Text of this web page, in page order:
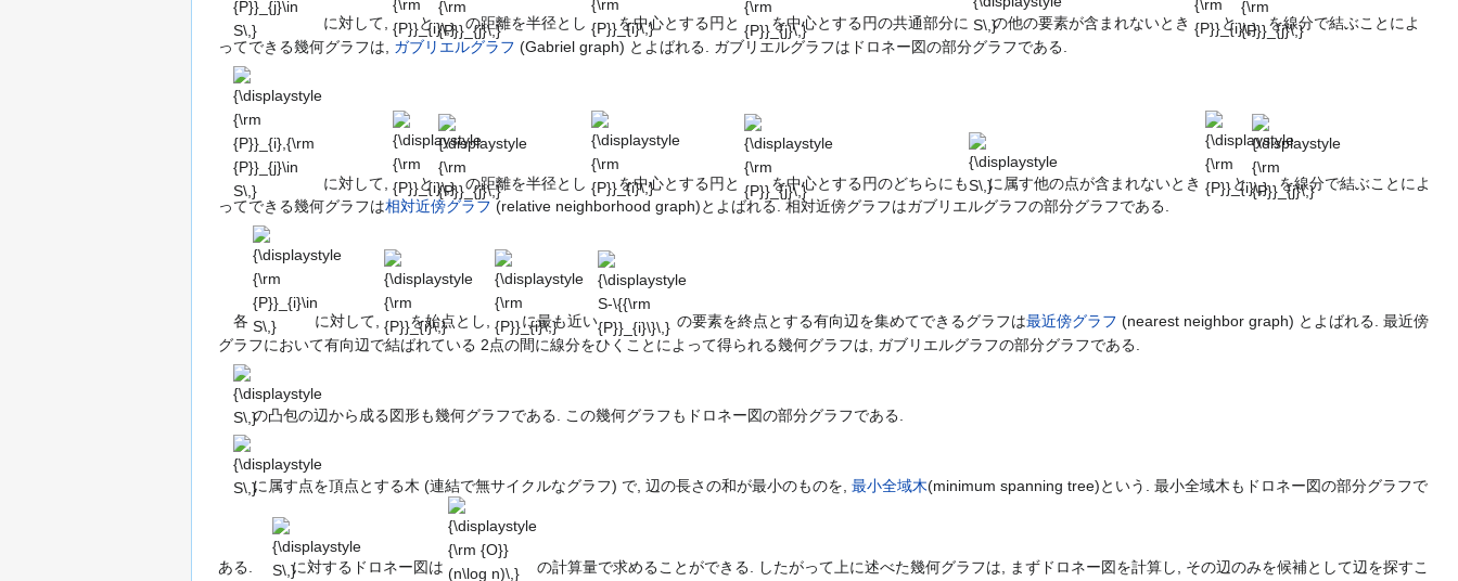
S\,}
に対して, と の距離を半径とし を中心とする円と を中心とする円の共通部分に の他の要素が含まれないとき と
を線分で結ぶことによ
ってできる幾何グラフは, ガブリエルグラフ (Gabriel graph) とよばれる. ガブリエルグラフはドロネー図の部分グラフである.
{\displaystyle
{\rm {P}}_{i},
{\rm
{P}}_{j}\in
S\,}
に対して,
{P}}_{i}\,}
と
{P}}_{j}\,}
の距離を半径とし
{P}}_{i}\,}
を中心とする円と
{P}}_{j}\,}
を中心とする円のどちらにも に属す他の点が含まれないとき
{P}}_{i}\,}
と
{P}}_{j}\,}
を線分で結ぶことによ
ってできる幾何グラフは相対近傍グラフ (relative neighborhood graph)とよばれる. 相対近傍グラフはガブリエルグラフの部分グラフである.
各
{\displaystyle
{\rm
{P}}_{i}\in
S\,}
に対して,
{\rm
{P}}_{i}\,}
を始点とし,
{\rm
{P}}_{i}\,}
に最も近い
S-\{{\rm
{P}}_{i}\}\,}
の要素を終点とする有向辺を集めてできるグラフは最近傍グラフ (nearest neighbor graph) とよばれる. 最近傍
グラフにおいて有向辺で結ばれている 2点の間に線分をひくことによって得られる幾何グラフは, ガブリエルグラフの部分グラフである.
{\displaystyle
S\,}
の凸包の辺から成る図形も幾何グラフである. この幾何グラフもドロネー図の部分グラフである.
{\displaystyle
S\,}
に属す点を頂点とする木 (連結で無サイクルなグラフ) で, 辺の長さの和が最小のものを, 最小全域木(minimum spanning tree)という. 最小全域木もドロネー図の部分グラフで
ある.
S\,}
に対するドロネー図は
{\displaystyle
{\rm {O}}
(n\log n)\,}
の計算量で求めることができる. したがって上に述べた幾何グラフは, まずドロネー図を計算し, その辺のみを候補として辺を探すこ